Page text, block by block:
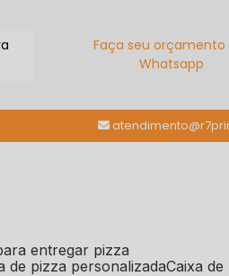
Faça seu orçamento
Whatsapp
entregar pizza
de pizza personalizada caixa